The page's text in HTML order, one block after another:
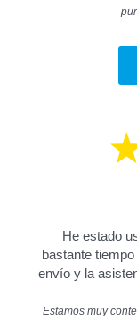
He estado
bastante
envío y la
Estamos muy